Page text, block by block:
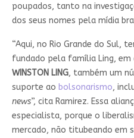
poupados, tanto na
dos seus nomes pela mídia
“Aqui, no Rio Grande do Sul,
fundado pela família Ling, em
WINSTON LING, também um
suporte ao bolsonarismo,
news”, cita Ramirez. Essa
especialista, porque o
mercado, não titubeando em